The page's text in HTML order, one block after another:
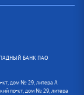
БАНК ПАО
кт, дом № 29, литера А
пр-кт, дом № 29, литера